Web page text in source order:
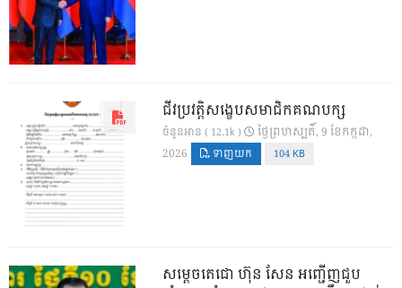
ជីវប្រវត្តិសង្ខេបសមាជិកគណបក្ស
ចំនួនអាន ( 12.1k )
ថ្ងៃ​ព្រហស្បតិ៍, 9 ខែ​កក្កដា,
2026
ទាញយក 104 KB
សម្តេចតេជោ ហ៊ុន សែន អញ្ជើញជួប